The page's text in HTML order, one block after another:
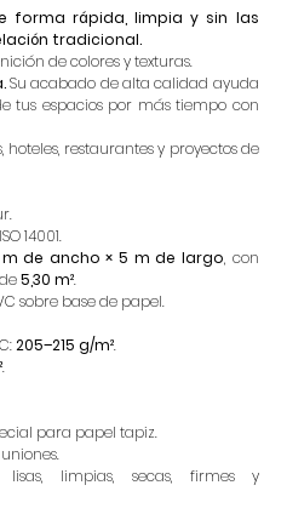
forma rápida, limpia y sin las
tradicional.
de colores y texturas.
Su acabado de alta calidad ayuda
tus espacios por más tiempo con
hoteles, restaurantes y proyectos de
14001.
m de ancho × 5 m de largo, con
5,30 m².
sobre base de papel.
205–215 g/m².
.
para papel tapiz.
lisas, limpias, secas, firmes y